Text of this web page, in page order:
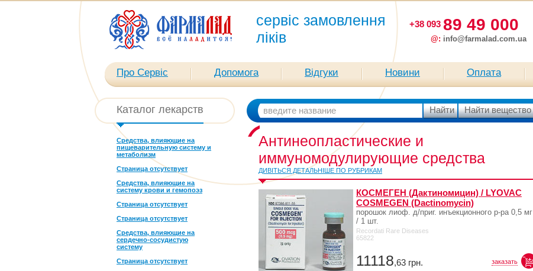
сервіс замовлення
ліків
+38 093 89 49 000
@: info@farmalad.com.ua
Про Сервіс Допомога Відгуки Новини Оплата
Каталог лекарств
Средства, влияющие на
пищеварительную систему и
метаболизм
Страница отсутствует
Средства, влияющие на
систему крови и гемопоэз
Страница отсутствует
Страница отсутствует
Средства, влияющие на
сердечно-сосудистую
систему
Страница отсутствует
Антинеопластические и
иммуномодулирующие средства
ДИВІТЬСЯ ДЕТАЛЬНІШЕ ПО РУБРИКАМ
КОСМЕГЕН (Дактиномицин) / LYOVAC
COSMEGEN (Dactinomycin)
порошок лиоф. д/приг. инъекционного р-ра 0,5 мг
/ 1 шт.
Recordati Rare Diseases
65822
11118,63 грн. заказать